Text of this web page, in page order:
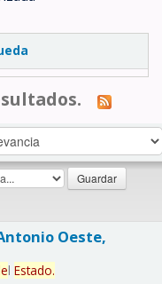
Oeste,
l Estado.